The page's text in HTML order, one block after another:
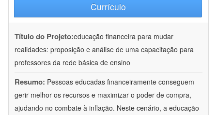
Currículo
Título do Projeto:educação financeira para mudar
realidades: proposição e análise de uma capacitação para
professores da rede básica de ensino
Resumo: Pessoas educadas financeiramente conseguem
gerir melhor os recursos e maximizar o poder de compra,
ajudando no combate à inflação. Neste cenário, a educação